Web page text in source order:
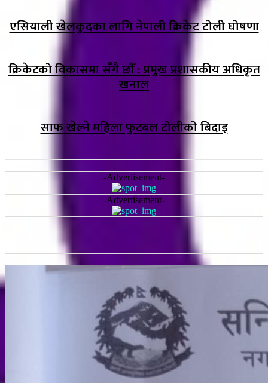
एसियाली खेलकुदका लागि नेपाली क्रिकेट टोली घोषणा
क्रिकेटको विकासमा सँगै छौँ : प्रमुख प्रशासकीय अधिकृत
खनाल
साफ खेल्ने महिला फुटबल टोलीको बिदाइ
-Advertisement-
-Advertisement-